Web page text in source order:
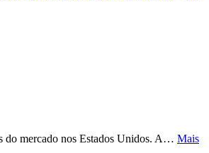
do mercado nos Estados Unidos. A… Mais